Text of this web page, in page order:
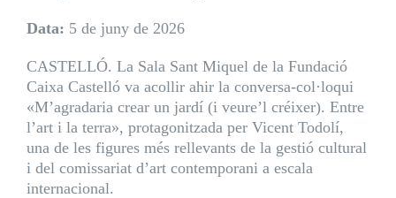
Data: 5 de juny de 2026
CASTELLÓ. La Sala Sant Miquel de la Fundació
Caixa Castelló va acollir ahir la conversa-col·loqui
«M’agradaria crear un jardí (i veure’l créixer). Entre
l’art i la terra», protagonitzada per Vicent Todolí,
una de les figures més rellevants de la gestió cultural
i del comissariat d’art contemporani a escala
internacional.